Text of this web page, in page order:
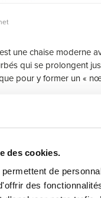
des cookies.
de
des
une chaise moderne
qui se prolongent
pour y former un «
Nos marques